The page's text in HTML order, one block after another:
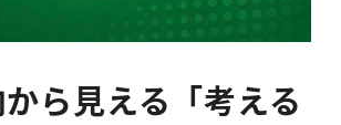
ら見える「考える